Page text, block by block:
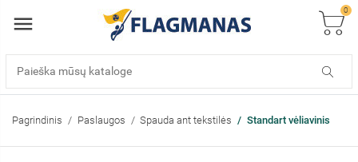
0
Pagrindinis Paslaugos Spauda ant tekstilės Standart vėliavinis